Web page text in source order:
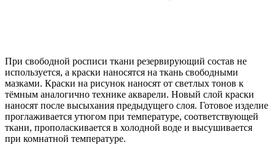
При свободной росписи ткани резервирующий состав не
используется, а краски наносятся на ткань свободными
мазками. Краски на рисунок наносят от светлых тонов к
тёмным аналогично технике акварели. Новый слой краски
наносят после высыхания предыдущего слоя. Готовое изделие
проглаживается утюгом при температуре, соответствующей
ткани, прополаскивается в холодной воде и высушивается
при комнатной температуре.